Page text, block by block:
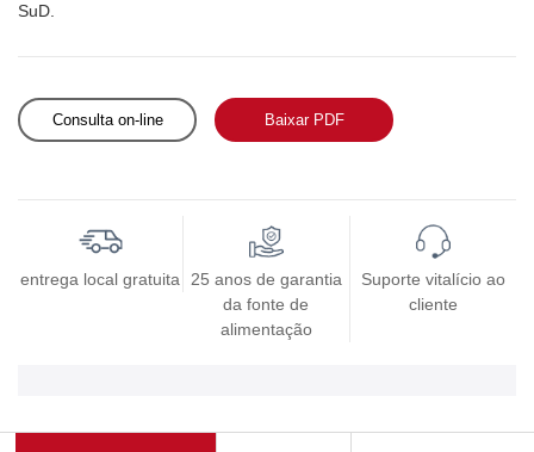
SuD.
Consulta on-line Baixar PDF
entrega local gratuita
25 anos de garantia
da fonte de
alimentação
Suporte vitalício ao
cliente